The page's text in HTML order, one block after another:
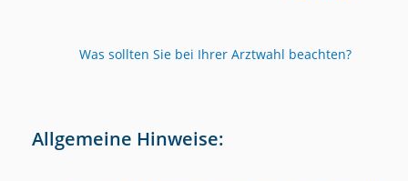
Was sollten Sie bei Ihrer Arztwahl beachten?
Allgemeine Hinweise: